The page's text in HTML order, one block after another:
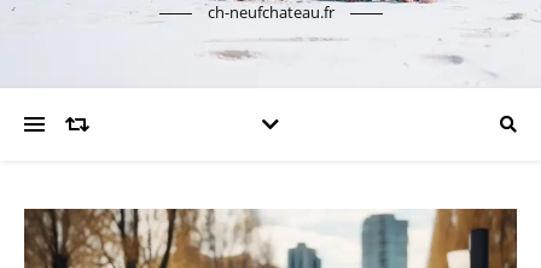
ch-neufchateau.fr